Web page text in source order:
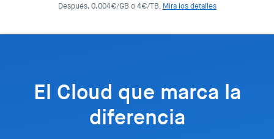
Después, 0,004€/GB o 4€/TB. Mira los detalles
El Cloud que marca la
diferencia